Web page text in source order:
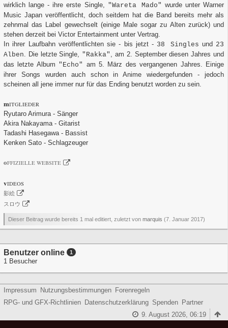
wirklich lange - ihre erste Single, "Wareta Mado" wurde unter Warner
Music Japan veröffentlicht, doch seitdem hat die Band bereits mehr als
zehnmal das Label gewechselt (einige Male sogar zu Alten zurück) und
stehen derzeit bei Victor Entertainment unter Vertrag.
In ihrer Laufbahn veröffentlichten sie - bis jetzt - 38 Singles und 23
Alben . Die letzte Single, "Rakka"
, am 2. September diesen Jahres und
das letzte Album "Echo" am 5. März des vergangenen Jahres. Einige
ihrer Songs wurden auch schon in Anime wiedergefunden - jedoch
scheinen all jene immer nur für das Ending benutzt worden zu sein.
mITGLIEDER
Ryutaro Arimura - Sänger
Akira Nakayama - Gitarist
Tadashi Hasegawa - Bassist
Kenken Sato - Schlagzeuger
oFFIZIELLE WEBSITE
vIDEOS
影絵
スロウ
Dieser Beitrag wurde bereits 1 mal editiert, zuletzt von marquis (7. Januar 2017)
Benutzer online 1
1 Besucher
Impressum Nutzungsbestimmungen Forenregeln
RPG- und GFX-Richtlinien Datenschutzerklärung Spenden Partner
9. August 2026, 06:19